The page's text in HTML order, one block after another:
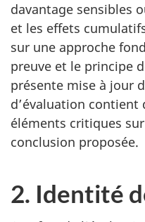
davantage sensibles
et les effets
sur une approche
preuve et le principe
présente mise à jour
d’évaluation contient
éléments critiques
conclusion proposée.
2. Identité